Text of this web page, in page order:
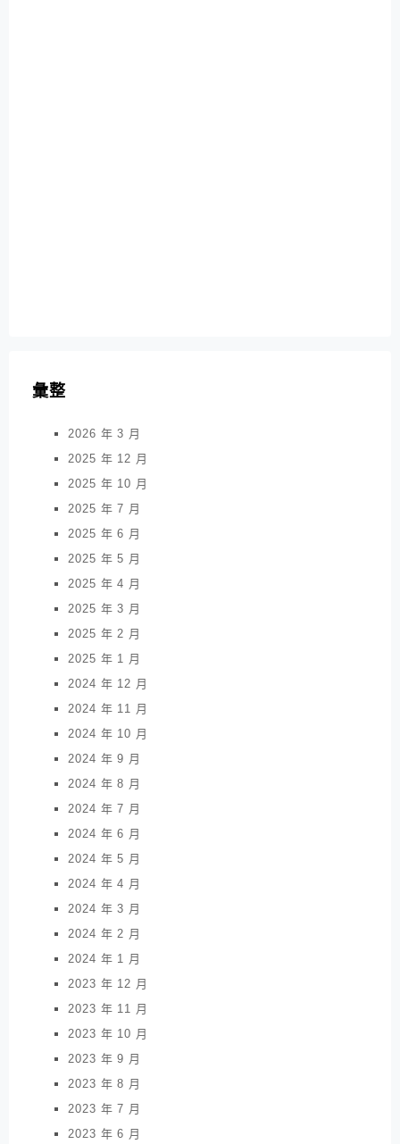
彙整
2026 年 3 月
2025 年 12 月
2025 年 10 月
2025 年 7 月
2025 年 6 月
2025 年 5 月
2025 年 4 月
2025 年 3 月
2025 年 2 月
2025 年 1 月
2024 年 12 月
2024 年 11 月
2024 年 10 月
2024 年 9 月
2024 年 8 月
2024 年 7 月
2024 年 6 月
2024 年 5 月
2024 年 4 月
2024 年 3 月
2024 年 2 月
2024 年 1 月
2023 年 12 月
2023 年 11 月
2023 年 10 月
2023 年 9 月
2023 年 8 月
2023 年 7 月
2023 年 6 月